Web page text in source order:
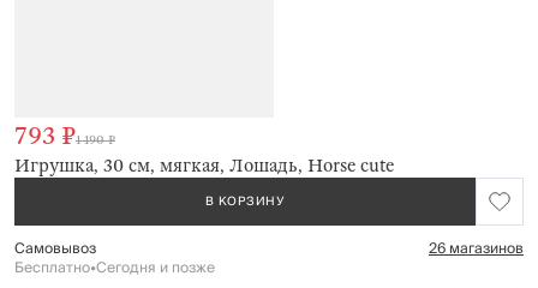
Игрушка, 30 см, мягкая, Лошадь, Horse cute
793 ₽1 190 ₽
В КОРЗИНУ
Самовывоз 26 магазинов
Бесплатно•Сегодня и позже